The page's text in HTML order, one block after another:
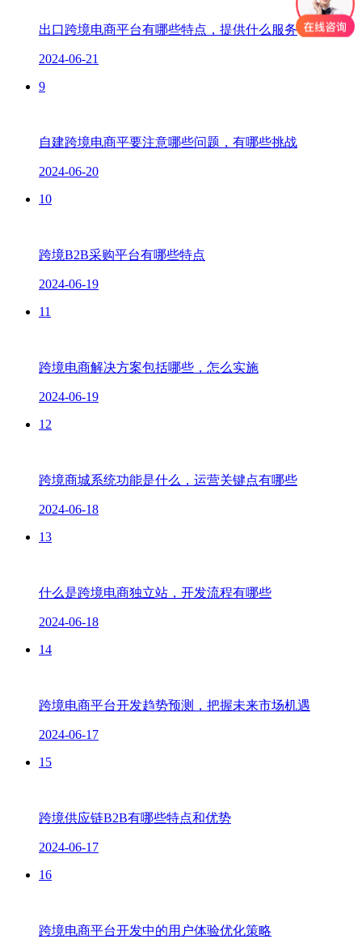
出口跨境电商平台有哪些特点，提供什么服务
2024-06-21
9
自建跨境电商平要注意哪些问题，有哪些挑战
2024-06-20
10
跨境B2B采购平台有哪些特点
2024-06-19
11
跨境电商解决方案包括哪些，怎么实施
2024-06-19
12
跨境商城系统功能是什么，运营关键点有哪些
2024-06-18
13
什么是跨境电商独立站，开发流程有哪些
2024-06-18
14
跨境电商平台开发趋势预测，把握未来市场机遇
2024-06-17
15
跨境供应链B2B有哪些特点和优势
2024-06-17
16
跨境电商平台开发中的用户体验优化策略